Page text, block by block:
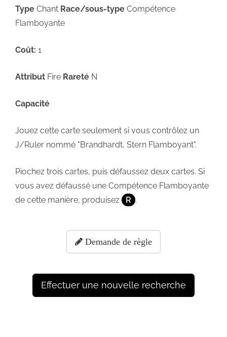
Type Chant Race/sous-type Compétence
Flamboyante
Coût: 1
Attribut Fire Rareté N
Capacité
Jouez cette carte seulement si vous contrôlez un
J/Ruler nommé "Brandhardt, Stern Flamboyant".
Piochez trois cartes, puis défaussez deux cartes. Si
vous avez défaussé une Compétence Flamboyante
de cette manière, produisez
R .
Demande de règle
Effectuer une nouvelle recherche